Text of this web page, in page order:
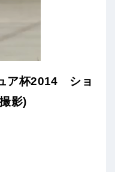
ア杯2014 ショ
影)